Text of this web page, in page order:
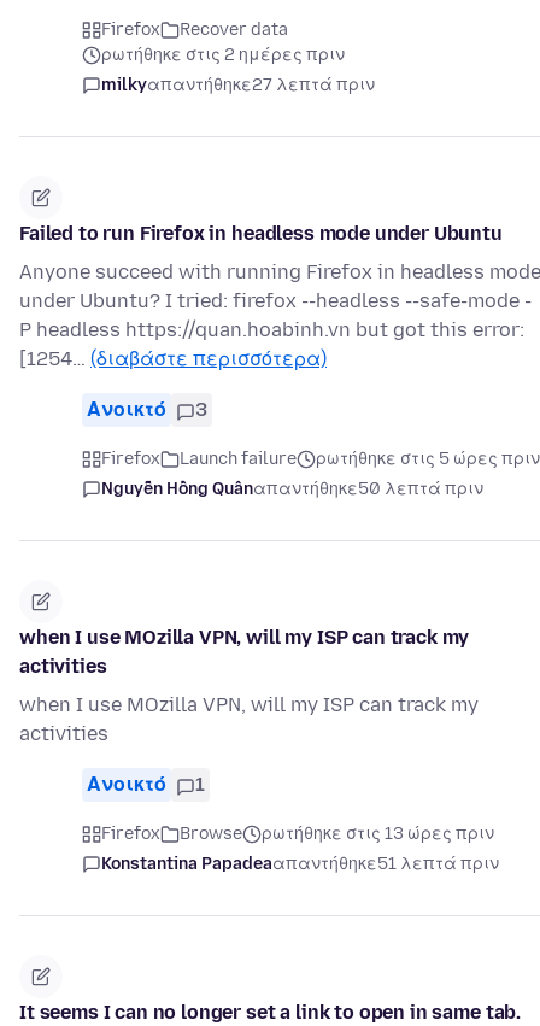
Firefox
Recover data
ρωτήθηκε στις 2 ημέρες πριν
milkyαπαντήθηκε27 λεπτά πριν
Failed to run Firefox in headless mode under Ubuntu
Anyone succeed with running Firefox in headless mode
under Ubuntu? I tried: firefox --headless --safe-mode -
P headless https://quan.hoabinh.vn but got this error:
[1254… (διαβάστε περισσότερα)
Ανοικτό 3
Firefox Launch failure
ρωτήθηκε στις 5 ώρες πριν
Nguyễn Hồng Quânαπαντήθηκε50 λεπτά πριν
when I use MOzilla VPN, will my ISP can track my
activities
when I use MOzilla VPN, will my ISP can track my
activities
Ανοικτό 1
Firefox Browse
ρωτήθηκε στις 13 ώρες πριν
Konstantina Papadeaαπαντήθηκε51 λεπτά πριν
It seems I can no longer set a link to open in same tab.